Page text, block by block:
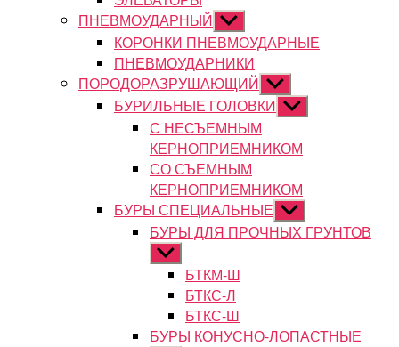
ПНЕВМОУДАРНЫЙ Показывать
подменю
КОРОНКИ ПНЕВМОУДАРНЫЕ
ПНЕВМОУДАРНИКИ
ПОРОДОРАЗРУШАЮЩИЙ Показывать
подменю
БУРИЛЬНЫЕ ГОЛОВКИ Показывать
подменю
С НЕСЪЕМНЫМ
КЕРНОПРИЕМНИКОМ
СО СЪЕМНЫМ
КЕРНОПРИЕМНИКОМ
БУРЫ СПЕЦИАЛЬНЫЕ Показывать
подменю
БУРЫ ДЛЯ ПРОЧНЫХ ГРУНТОВ
Показывать
подменюБТКМ-Ш
БТКС-Л
БТКС-Ш
БУРЫ КОНУСНО-ЛОПАСТНЫЕ